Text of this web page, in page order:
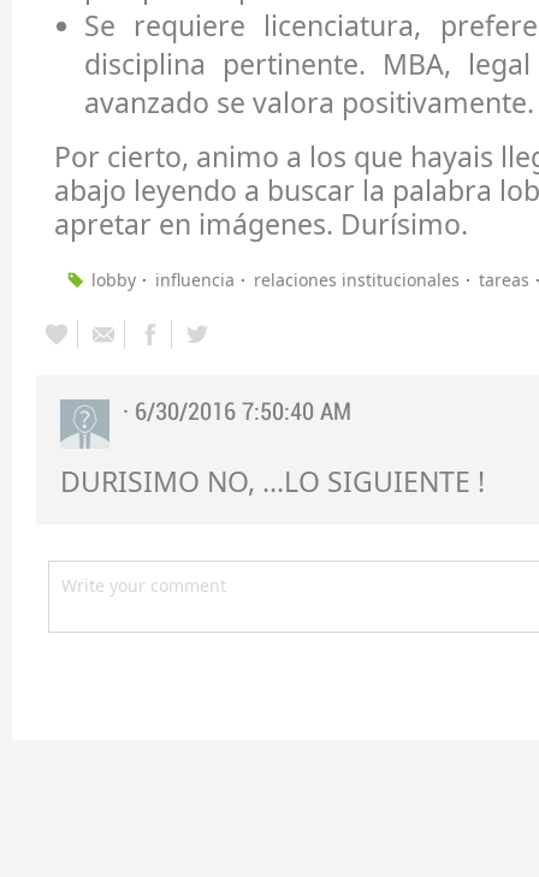
Se requiere licenciatura,
disciplina pertinente. MBA,
avanzado se valora positivamente.
Por cierto, animo a los que hayais
abajo leyendo a buscar la palabra
apretar en imágenes. Durísimo.
lobby influencia relaciones institucionales tareas
· 6/30/2016 7:50:40 AM
DURISIMO NO, ...LO SIGUIENTE !